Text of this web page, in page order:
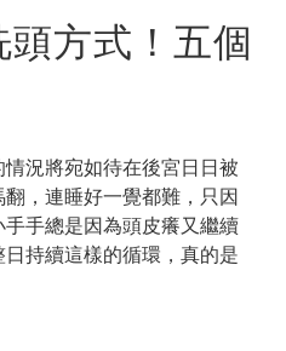
方式！五個
況將宛如待在後宮日日被
，連睡好一覺都難，只因
手總是因為頭皮癢又繼續
持續這樣的循環，真的是